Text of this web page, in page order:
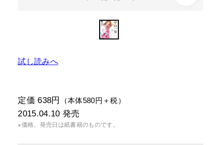
試し読みへ
定価 638円 （本体580円＋税）
2015.04.10 発売
※価格、発売日は紙書籍のものです。